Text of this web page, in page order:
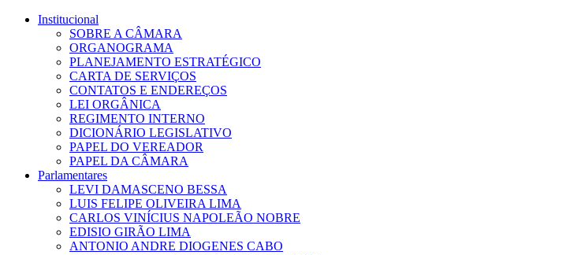
Institucional
SOBRE A CÂMARA
ORGANOGRAMA
PLANEJAMENTO ESTRATÉGICO
CARTA DE SERVIÇOS
CONTATOS E ENDEREÇOS
LEI ORGÂNICA
REGIMENTO INTERNO
DICIONÁRIO LEGISLATIVO
PAPEL DO VEREADOR
PAPEL DA CÂMARA
Parlamentares
LEVI DAMASCENO BESSA
LUIS FELIPE OLIVEIRA LIMA
CARLOS VINÍCIUS NAPOLEÃO NOBRE
EDISIO GIRÃO LIMA
ANTONIO ANDRE DIOGENES CABO